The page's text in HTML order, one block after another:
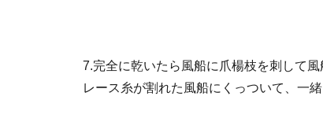
7.完全に乾いたら風船に爪楊枝を刺して
レース糸が割れた風船にくっついて、一